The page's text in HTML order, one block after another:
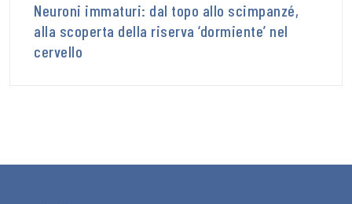
Neuroni immaturi: dal topo allo scimpanzé,
alla scoperta della riserva ‘dormiente’ nel
cervello